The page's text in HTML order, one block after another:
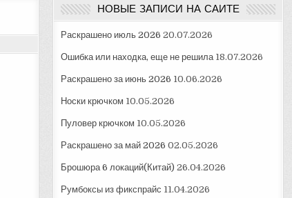
НОВЫЕ ЗАПИСИ НА САЙТЕ
Раскрашено июль 2026 20.07.2026
Ошибка или находка, еще не решила 18.07.2026
Раскрашено за июнь 2026 10.06.2026
Носки крючком 10.05.2026
Пуловер крючком 10.05.2026
Раскрашено за май 2026 02.05.2026
Брошюра 6 локаций(Китай) 26.04.2026
Румбоксы из фикспрайс 11.04.2026